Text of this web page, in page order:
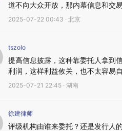
道不向大众开放，那内幕信息和交
2025-07-22 00:43 · 北京
tszolo
提高信息披露，这种靠委托人拿到
利润，这样利益攸关，也不太容易
2025-07-21 22:45 · 湖南
徐建律师
评级机构由谁来委托？还是发行人